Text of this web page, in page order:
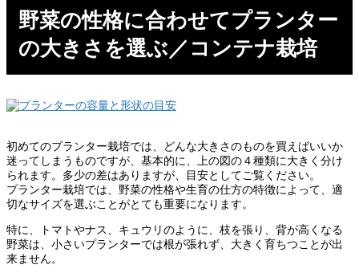
野菜の性格に合わせてプランター
の大きさを選ぶ／コンテナ栽培
初めてのプランター栽培では、どんな大きさのものを買えばいいか
迷ってしまうものですが、基本的に、上の図の４種類に大きく分け
られます。多少の差はありますが、目安としてご覧ください。
プランター栽培では、野菜の性格や生育の仕方の特徴によって、適
切なサイズを選ぶことがとても重要になります。
特に、トマトやナス、キュウリのように、枝を張り、背が高くなる
野菜は、小さいプランターでは根が張れず、大きく育ちつことが出
来ません。